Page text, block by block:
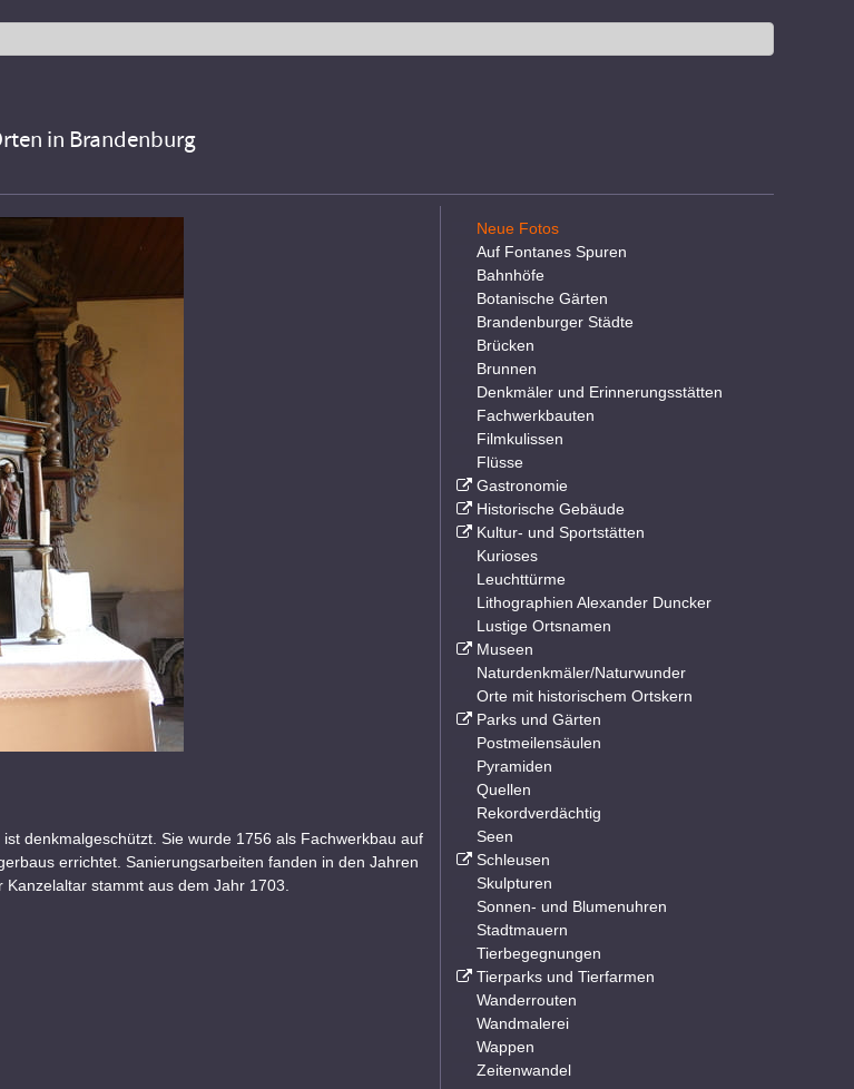
in Brandenburg
denkmalgeschützt. Sie wurde 1756 als Fachwerkbau auf
errichtet. Sanierungsarbeiten fanden in den Jahren
stammt aus dem Jahr 1703.
Neue Fotos
Auf Fontanes Spuren
Bahnhöfe
Botanische Gärten
Brandenburger Städte
Brücken
Brunnen
Denkmäler und Erinnerungsstätten
Fachwerkbauten
Filmkulissen
Flüsse
Gastronomie
Historische Gebäude
Kultur- und Sportstätten
Kurioses
Leuchttürme
Lithographien Alexander Duncker
Lustige Ortsnamen
Museen
Naturdenkmäler/Naturwunder
Orte mit historischem Ortskern
Parks und Gärten
Postmeilensäulen
Pyramiden
Quellen
Rekordverdächtig
Seen
Schleusen
Skulpturen
Sonnen- und Blumenuhren
Stadtmauern
Tierbegegnungen
Tierparks und Tierfarmen
Wanderrouten
Wandmalerei
Wappen
Zeitenwandel